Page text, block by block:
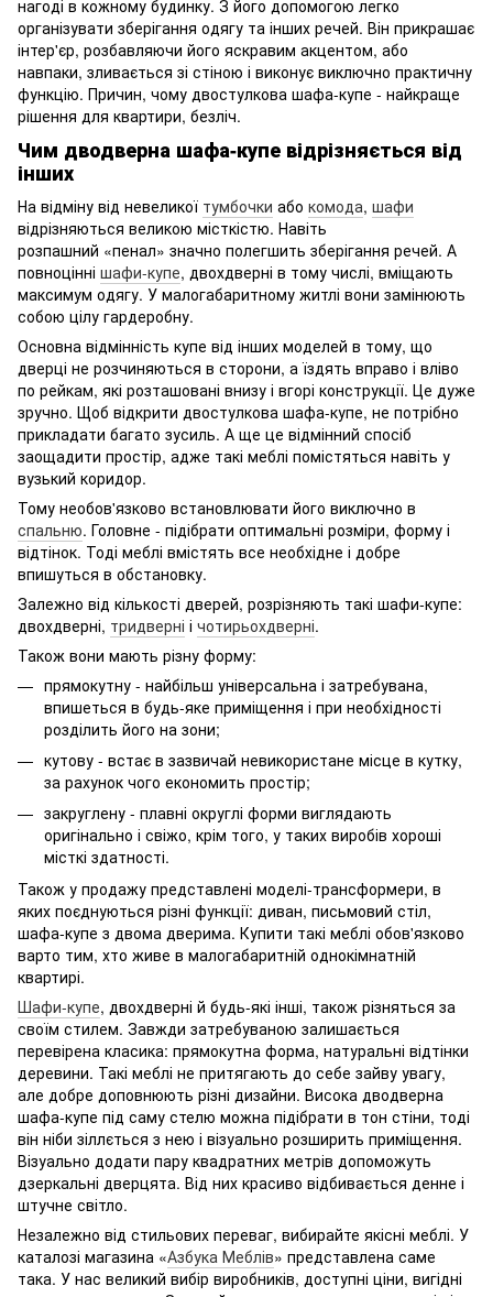
нагоді в кожному будинку. З його допомогою легко
організувати зберігання одягу та інших речей. Він прикрашає
інтер'єр, розбавляючи його яскравим акцентом, або
навпаки, зливається зі стіною і виконує виключно практичну
функцію. Причин, чому двостулкова шафа-купе - найкраще
рішення для квартири, безліч.
Чим дводверна шафа-купе відрізняється від
інших
На відміну від невеликої тумбочки або комода, шафи
відрізняються великою місткістю. Навіть
розпашний «пенал» значно полегшить зберігання речей. А
повноцінні шафи-купе, двохдверні в тому числі, вміщають
максимум одягу. У малогабаритному житлі вони замінюють
собою цілу гардеробну.
Основна відмінність купе від інших моделей в тому, що
дверці не розчиняються в сторони, а їздять вправо і вліво
по рейкам, які розташовані внизу і вгорі конструкції. Це дуже
зручно. Щоб відкрити двостулкова шафа-купе, не потрібно
прикладати багато зусиль. А ще це відмінний спосіб
заощадити простір, адже такі меблі помістяться навіть у
вузький коридор.
Тому необов'язково встановлювати його виключно в
спальню. Головне - підібрати оптимальні розміри, форму і
відтінок. Тоді меблі вмістять все необхідне і добре
впишуться в обстановку.
Залежно від кількості дверей, розрізняють такі шафи-купе:
двохдверні, тридверні і чотирьохдверні.
Також вони мають різну форму:
прямокутну - найбільш універсальна і затребувана,
впишеться в будь-яке приміщення і при необхідності
розділить його на зони;
кутову - встає в зазвичай невикористане місце в кутку,
за рахунок чого економить простір;
закруглену - плавні округлі форми виглядають
оригінально і свіжо, крім того, у таких виробів хороші
місткі здатності.
Також у продажу представлені моделі-трансформери, в
яких поєднуються різні функції: диван, письмовий стіл,
шафа-купе з двома дверима. Купити такі меблі обов'язково
варто тим, хто живе в малогабаритній однокімнатній
квартирі.
Шафи-купе, двохдверні й будь-які інші, також різняться за
своїм стилем. Завжди затребуваною залишається
перевірена класика: прямокутна форма, натуральні відтінки
деревини. Такі меблі не притягають до себе зайву увагу,
але добре доповнюють різні дизайни. Висока дводверна
шафа-купе під саму стелю можна підібрати в тон стіни, тоді
він ніби зіллється з нею і візуально розширить приміщення.
Візуально додати пару квадратних метрів допоможуть
дзеркальні дверцята. Від них красиво відбивається денне і
штучне світло.
Незалежно від стильових переваг, вибирайте якісні меблі. У
каталозі магазина «Азбука Меблів» представлена ​​саме
така. У нас великий вибір виробників, доступні ціни, вигідні